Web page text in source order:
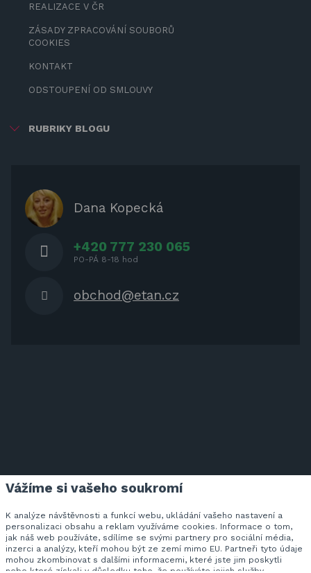
REALIZACE V ČR
ZÁSADY ZPRACOVÁNÍ SOUBORŮ
COOKIES
KONTAKT
ODSTOUPENÍ OD SMLOUVY
RUBRIKY BLOGU
OCHRANNÉ KRYTY NA ZAHRADNÍ
NÁBYTEK
Dana Kopecká
+420 777 230 065
PO-PÁ 8-18 hod
obchod@etan.cz
Veškeré ceny zahrnují DPH v zákonem stanovené výši.
© 2026 SVAN trading s.r.o. - všechna práva vyhrazena.
Vážíme si vašeho soukromí
K analýze návštěvnosti a funkcí webu, ukládání vašeho nastavení a
personalizaci obsahu a reklam využíváme cookies. Informace o tom,
jak náš web používáte, sdílíme se svými partnery pro sociální média,
inzerci a analýzy, kteří mohou být ze zemí mimo EU. Partneři tyto údaje
mohou zkombinovat s dalšími informacemi, které jste jim poskytli
nebo které získali v důsledku toho, že používáte jejich služby.